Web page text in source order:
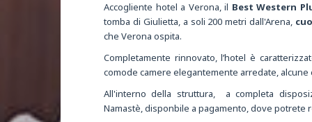
Accogliente hotel a Verona, il Best Western
tomba di Giulietta, a soli 200 metri dall'Arena,
che Verona ospita.
Completamente rinnovato, l’hotel è
comode camere elegantemente arredate,
All'interno della struttura, a completa
Namastè, disponbile a pagamento, dove potrete